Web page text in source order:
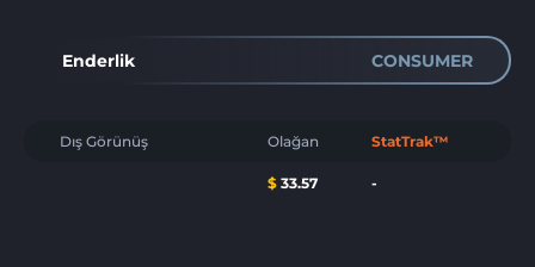
Enderlik CONSUMER
Dış Görünüş Olağan StatTrak™
$ 33.57 -